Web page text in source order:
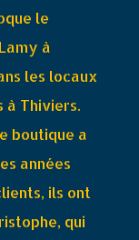
le
à
les locaux
à Thiviers.
boutique a
années
ils ont
qui